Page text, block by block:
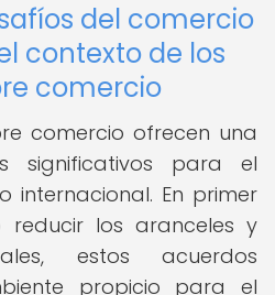
del comercio
contexto de los
comercio
comercio ofrecen una
significativos para el
internacional. En primer
reducir los aranceles y
estos acuerdos
propicio para el